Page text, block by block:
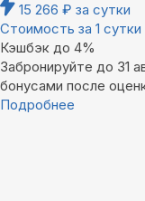
15 266 ₽ за сутки
Стоимость за 1
Кэшбэк до 4%
Забронируйте до 31
бонусами после
Подробнее